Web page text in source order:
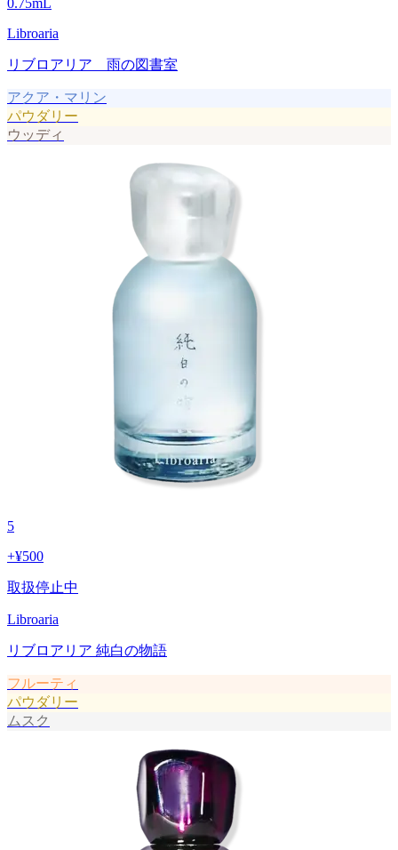
Libroaria
リブロアリア 雨の図書室
アクア・マリン
パウダリー
ウッディ
5
+¥500
取扱停止中
Libroaria
リブロアリア 純白の物語
フルーティ
パウダリー
ムスク